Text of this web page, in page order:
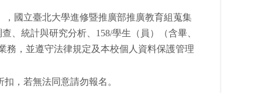
國立臺北大學進修暨推廣部推廣教育組蒐集
、統計與研究分析、158/學生（員）（含畢、
務，並遵守法律規定及本校個人資料保護管理
，若無法同意請勿報名。